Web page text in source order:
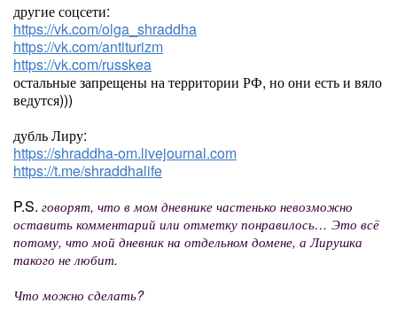
другие соцсети:
https://vk.com/olga_shraddha
https://vk.com/antiturizm
https://vk.com/russkea
остальные запрещены на территории РФ, но они есть и вяло
ведутся)))
дубль Лиру:
https://shraddha-om.livejournal.com
https://t.me/shraddhalife
P.S. говорят, что в мом дневнике частенько невозможно
оставить комментарий или отметку понравилось… Это всё
потому, что мой дневник на отдельном домене, а Лирушка
такого не любит.
Что можно сделать?